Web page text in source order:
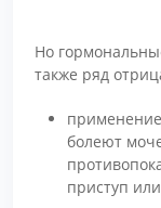
Но
также ряд
болеют
приступ